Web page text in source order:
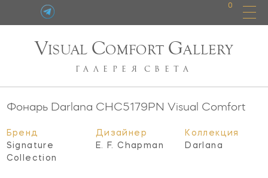
0
VISUAL COMFORT GALLERY
ГАЛЕРЕЯ СВЕТА
Фонарь Darlana CHC5179PN Visual Comfort
Бренд
Signature
Collection
Дизайнер
E. F. Chapman
Коллекция
Darlana